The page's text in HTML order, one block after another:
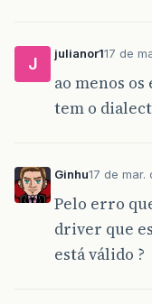
J
julianor117 de
ao menos
tem o dialect
Ginhu17 de mar.
Pelo erro
driver que
está válido ?